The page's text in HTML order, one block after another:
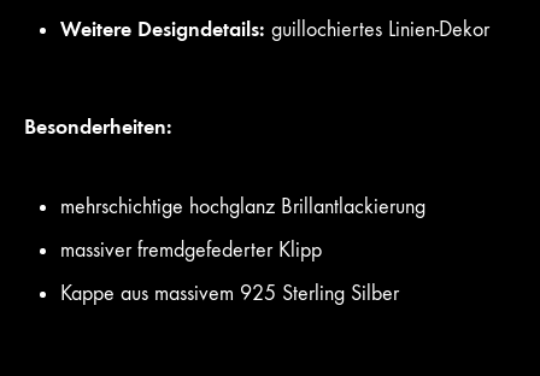
Weitere Designdetails: guillochiertes Linien-Dekor
Besonderheiten:
mehrschichtige hochglanz Brillantlackierung
massiver fremdgefederter Klipp
Kappe aus massivem 925 Sterling Silber